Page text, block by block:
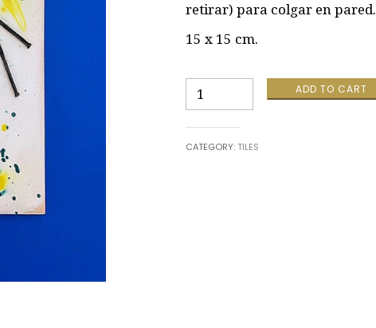
retirar) para colgar en pared.
15 x 15 cm.
Tweezer
quantity
ADD TO CART
CATEGORY: TILES